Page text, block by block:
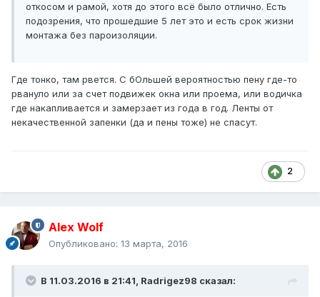
откосом и рамой, хотя до этого всё было отлично. Есть
подозрения, что прошедшие 5 лет это и есть срок жизни
монтажа без пароизоляции.
Где тонко, там рвется. С бОльшей вероятностью пену где-то
рвануло или за счет подвижек окна или проема, или водичка
где накапливается и замерзает из года в год. Ленты от
некачественной запенки (да и пены тоже) не спасут.
2
Alex Wolf
Опубликовано: 13 марта, 2016
В 11.03.2016 в 21:41, Radrigez98 сказал: